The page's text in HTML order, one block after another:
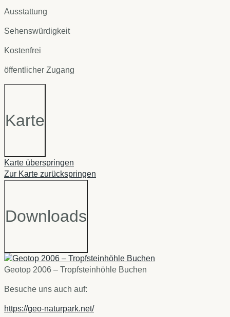
Ausstattung
Sehenswürdigkeit
Kostenfrei
öffentlicher Zugang
Karte
Karte überspringen
Zur Karte zurückspringen
Downloads
Geotop 2006 – Tropfsteinhöhle Buchen
Besuche uns auch auf:
https://geo-naturpark.net/